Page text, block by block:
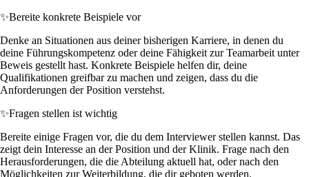
✨Bereite konkrete Beispiele vor
Denke an Situationen aus deiner bisherigen Karriere, in denen du
deine Führungskompetenz oder deine Fähigkeit zur Teamarbeit unter
Beweis gestellt hast. Konkrete Beispiele helfen dir, deine
Qualifikationen greifbar zu machen und zeigen, dass du die
Anforderungen der Position verstehst.
✨Fragen stellen ist wichtig
Bereite einige Fragen vor, die du dem Interviewer stellen kannst. Das
zeigt dein Interesse an der Position und der Klinik. Frage nach den
Herausforderungen, die die Abteilung aktuell hat, oder nach den
Möglichkeiten zur Weiterbildung, die dir geboten werden.